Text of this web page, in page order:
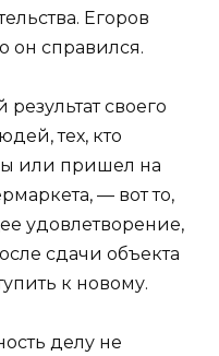
Егоров
он справился.
своего
тех, кто
или пришел на
— вот то,
удовлетворение,
сдачи объекта
к новому.
делу не